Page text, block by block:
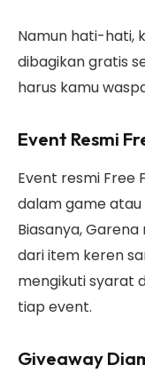
Namun hati-hati,
dibagikan gratis
harus kamu
Event Resmi
Event resmi Free
dalam game
Biasanya,
dari item keren
mengikuti syarat
tiap event.
Giveaway